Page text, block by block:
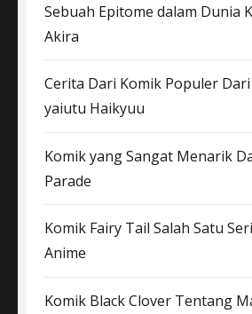
Sebuah Epitome dalam Dunia
Akira
Cerita Dari Komik Populer
yaiutu Haikyuu
Komik yang Sangat Menarik
Parade
Komik Fairy Tail Salah Satu
Anime
Komik Black Clover Tentang